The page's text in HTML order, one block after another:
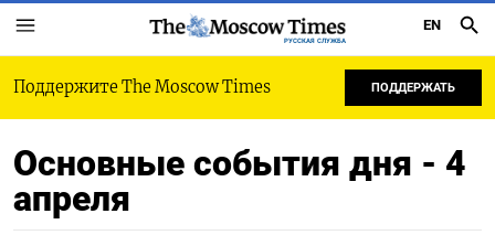
РУССКАЯ СЛУЖБА
EN
Поддержите The Moscow Times ПОДДЕРЖАТЬ
Основные события дня - 4
апреля